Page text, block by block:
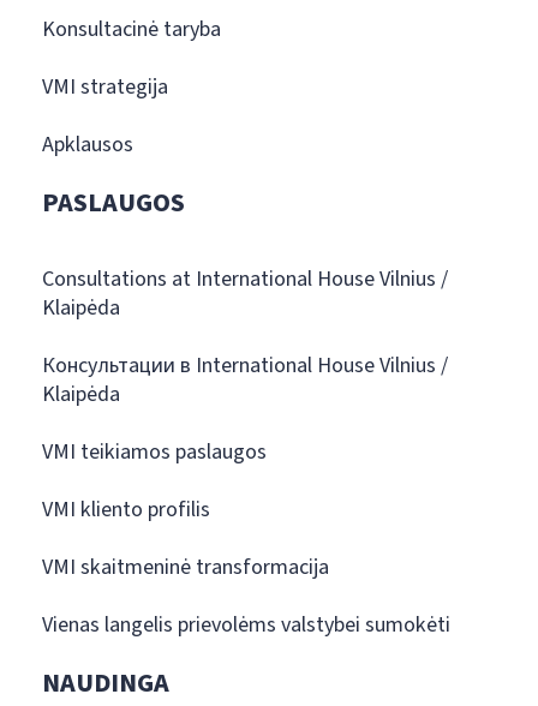
Konsultacinė taryba
VMI strategija
Apklausos
PASLAUGOS
Consultations at International House Vilnius /
Klaipėda
Консультации в International House Vilnius /
Klaipėda
VMI teikiamos paslaugos
VMI kliento profilis
VMI skaitmeninė transformacija
Vienas langelis prievolėms valstybei sumokėti
NAUDINGA